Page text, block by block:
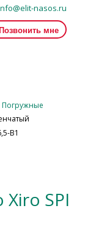
nasos.ru
мне
Погружные
B1
SPI